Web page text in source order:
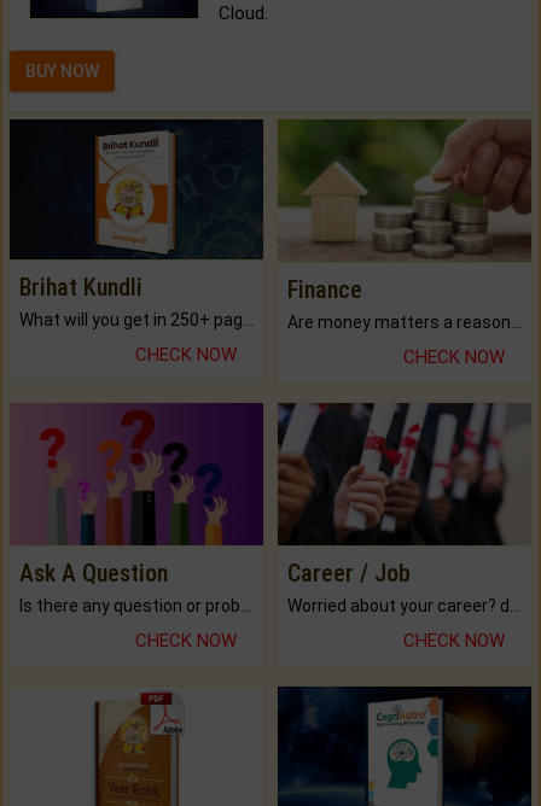
Cloud.
BUY NOW
Brihat Kundli
CHECK NOW
Finance
CHECK NOW
Ask A Question
CHECK NOW
Career / Job
CHECK NOW